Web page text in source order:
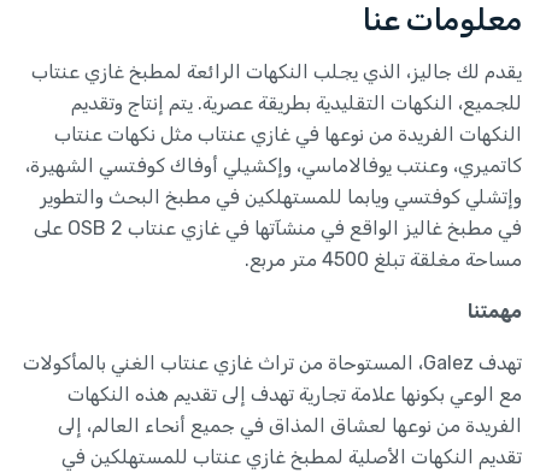
معلومات عنا
يقدم لك جاليز، الذي يجلب النكهات الرائعة لمطبخ غازي عنتاب
للجميع، النكهات التقليدية بطريقة عصرية. يتم إنتاج وتقديم
النكهات الفريدة من نوعها في غازي عنتاب مثل نكهات عنتاب
كاتميري، وعنتب يوفالاماسي، وإكشيلي أوفاك كوفتسي الشهيرة،
وإتشلي كوفتسي ويابما للمستهلكين في مطبخ البحث والتطوير
في مطبخ غاليز الواقع في منشآتها في غازي عنتاب 2 OSB على
مساحة مغلقة تبلغ 4500 متر مربع.
مهمتنا
تهدف Galez، المستوحاة من تراث غازي عنتاب الغني بالمأكولات
مع الوعي بكونها علامة تجارية تهدف إلى تقديم هذه النكهات
الفريدة من نوعها لعشاق المذاق في جميع أنحاء العالم، إلى
تقديم النكهات الأصلية لمطبخ غازي عنتاب للمستهلكين في